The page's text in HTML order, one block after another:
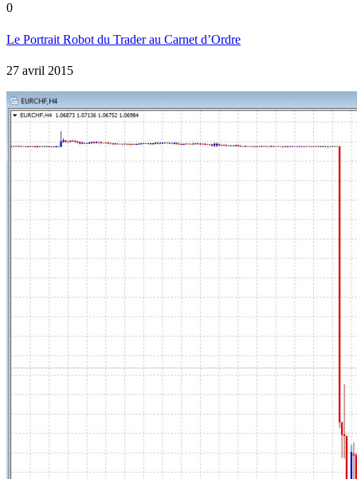
0
Le Portrait Robot du Trader au Carnet d’Ordre
27 avril 2015